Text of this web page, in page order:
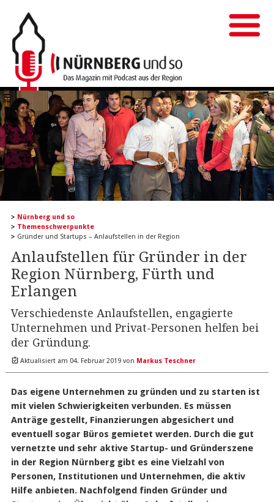
Nürnberg und so
Themenschwerpunkte
Gründer und Startups – Anlaufstellen in der Region
Anlaufstellen für Gründer in der
Region Nürnberg, Fürth und
Erlangen
Verschiedenste Anlaufstellen, engagierte
Unternehmen und Privat-Personen helfen bei
der Gründung.
Aktualisiert am 04. Februar 2019von Markus Teschner
Das eigene Unternehmen zu gründen und zu starten ist
mit vielen Schwierigkeiten verbunden. Es müssen
Anträge gestellt, Finanzierungen abgesichert und
eventuell sogar Büros gemietet werden. Durch die gut
vernetzte und sehr aktive Startup- und Gründerszene
in der Region Nürnberg gibt es eine Vielzahl von
Personen, Institutionen und Unternehmen, die aktiv
Hilfe anbieten. Nachfolgend finden Gründer und